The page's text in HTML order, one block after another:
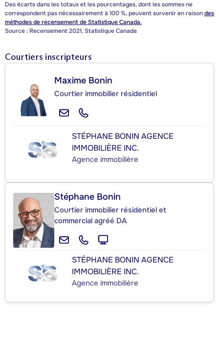
Des écarts dans les totaux et les pourcentages, dont les sommes ne
correspondent pas nécessairement à 100 %, peuvent survenir en raisondes
méthodes de recensement de Statistique Canada.
Source : Recensement 2021, Statistique Canada
Courtiers inscripteurs
Maxime Bonin
Courtier immobilier résidentiel
STÉPHANE BONIN AGENCE
IMMOBILIÈRE INC.
Agence immobilière
Stéphane Bonin
Courtier immobilier résidentiel et
commercial agréé DA
STÉPHANE BONIN AGENCE
IMMOBILIÈRE INC.
Agence immobilière